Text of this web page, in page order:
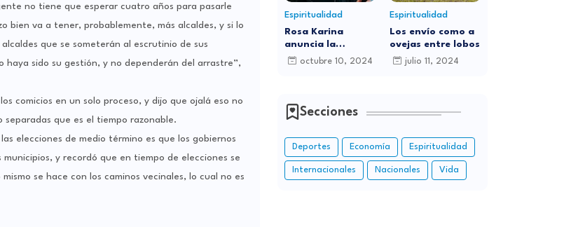
no tiene que esperar cuatro años para pasarle
bien va a tener, probablemente, más alcaldes, y si lo
que se someterán al escrutinio de sus
sido su gestión, y no dependerán del arrastre”,
comicios en un solo proceso, y dijo que ojalá eso no
que es el tiempo razonable.
elecciones de medio término es que los gobiernos
y recordó que en tiempo de elecciones se
se hace con los caminos vecinales, lo cual no es
Espiritualidad
Rosa Karina
anuncia la
celebración de sus
Concierto en
Santo Domingo
octubre 10, 2024
Espiritualidad
Los envío como a
ovejas entre lobos
julio 11, 2024
Secciones
Deportes Economía Espiritualidad
Internacionales Nacionales Vida